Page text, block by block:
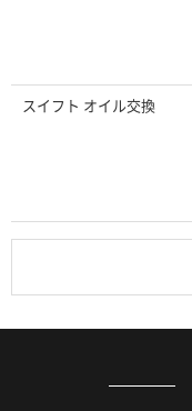
スイフト オイル交換